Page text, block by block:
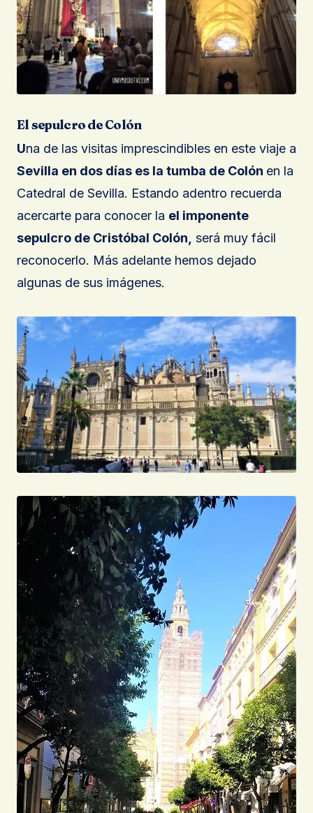
El sepulcro de Colón
Una de las visitas imprescindibles en este viaje a
Sevilla en dos días es la tumba de Colón en la
Catedral de Sevilla. Estando adentro recuerda
acercarte para conocer la el imponente
sepulcro de Cristóbal Colón, será muy fácil
reconocerlo. Más adelante hemos dejado
algunas de sus imágenes.